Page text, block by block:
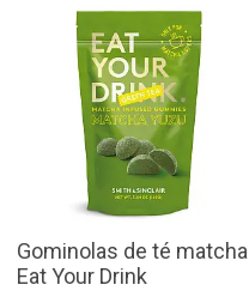
Gominolas de té matcha
Eat Your Drink